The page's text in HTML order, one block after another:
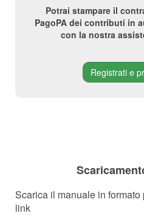
Potrai stampare il
PagoPA dei contributi in
con la nostra
Registrati e
Scarica il manuale in
link